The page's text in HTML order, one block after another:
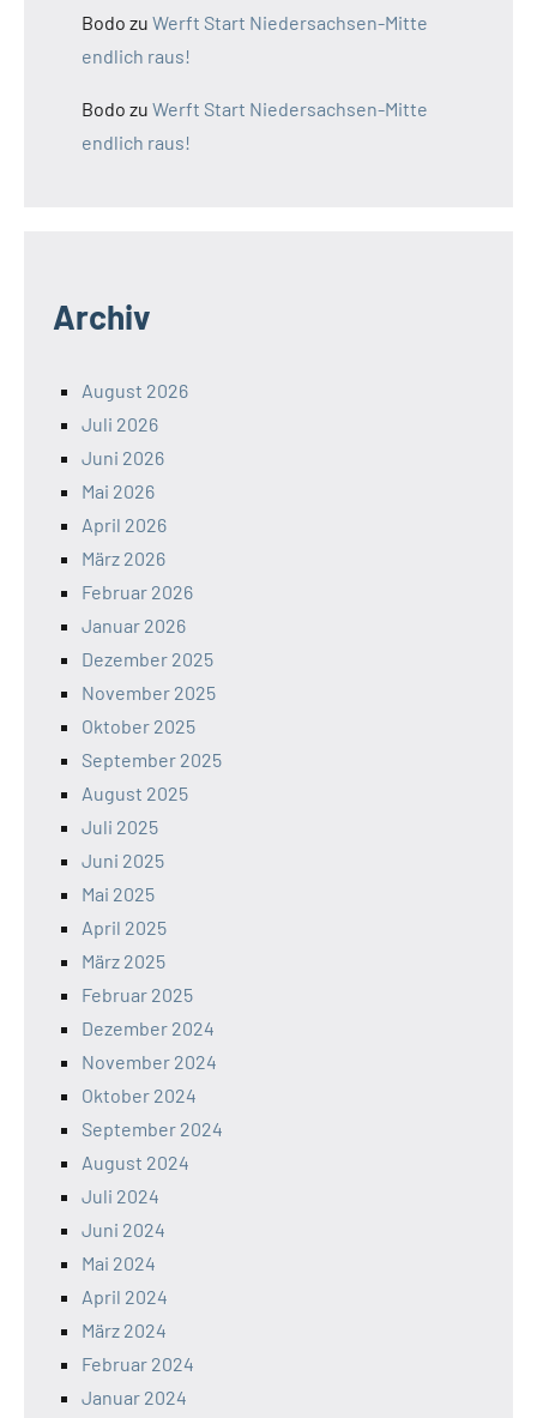
Bodo zu Werft Start Niedersachsen-Mitte
endlich raus!
Bodo zu Werft Start Niedersachsen-Mitte
endlich raus!
Archiv
August 2026
Juli 2026
Juni 2026
Mai 2026
April 2026
März 2026
Februar 2026
Januar 2026
Dezember 2025
November 2025
Oktober 2025
September 2025
August 2025
Juli 2025
Juni 2025
Mai 2025
April 2025
März 2025
Februar 2025
Dezember 2024
November 2024
Oktober 2024
September 2024
August 2024
Juli 2024
Juni 2024
Mai 2024
April 2024
März 2024
Februar 2024
Januar 2024